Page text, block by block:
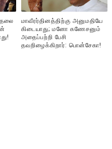
தலை
மாவீரர்தினத்திற்கு அனுமதியே
கிடையாது; மனோ கணேசனும்
அதைப்பற்றி பேசி
தவறிழைக்கிறார்: பொன்சேகா!